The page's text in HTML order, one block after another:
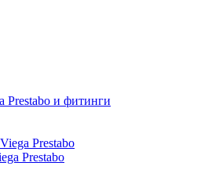
Prestabo и фитинги
Prestabo
Prestabo